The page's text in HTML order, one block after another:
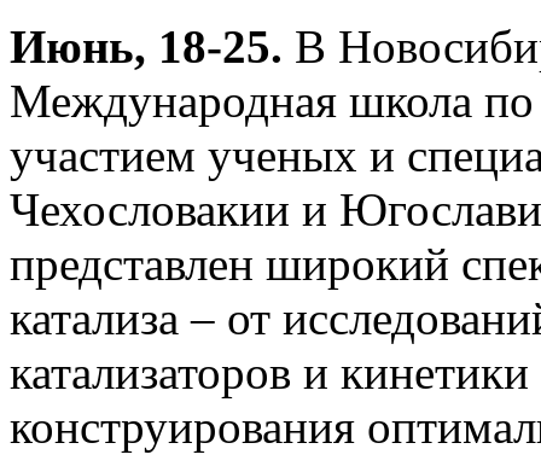
Июнь, 18-25. В
Международная школа по
участием ученых и
Чехословакии и
представлен широкий
катализа – от
катализаторов и
конструирования